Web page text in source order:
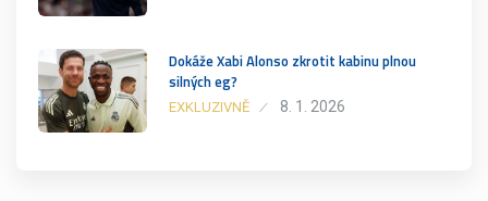
Dokáže Xabi Alonso zkrotit kabinu plnou
silných eg?
EXKLUZIVNĚ 8. 1. 2026